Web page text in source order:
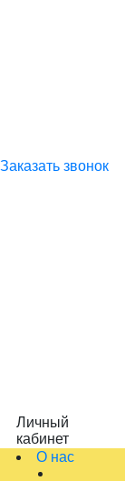
Заказать звонок
Личный
кабинет
О нас